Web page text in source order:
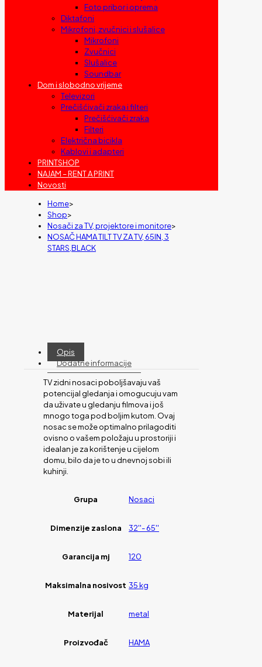
Foto pribor i oprema
Diktafoni
Mikrofoni, zvučnici i slušalice
Mikrofoni
Zvučnici
Slušalice
Soundbar
Dom i slobodno vrijeme
Televizori
Prečišćivači zraka i filteri
Prečišćivači zraka
Filteri
Električna bicikla
Kablovi i adapteri
PRINTSHOP
NAJAM – RENT A PRINT
Novosti
Home>
Shop>
Nosači za TV, projektore i monitore>
NOSAČ HAMA TILT TV ZA TV, 65IN, 3
STARS,BLACK
Opis
Dodatne informacije
TV zidni nosaci poboljšavaju vaš
potencijal gledanja i omogucuju vam
da uživate u gledanju filmova i još
mnogo toga pod boljim kutom. Ovaj
nosac se može optimalno prilagoditi
ovisno o vašem položaju u prostoriji i
idealan je za korištenje u cijelom
domu, bilo da je to u dnevnoj sobi ili
kuhinji.
Grupa Nosaci
Dimenzije zaslona 32''- 65''
Garancija mj 120
Maksimalna nosivost 35 kg
Materijal metal
Proizvođač HAMA